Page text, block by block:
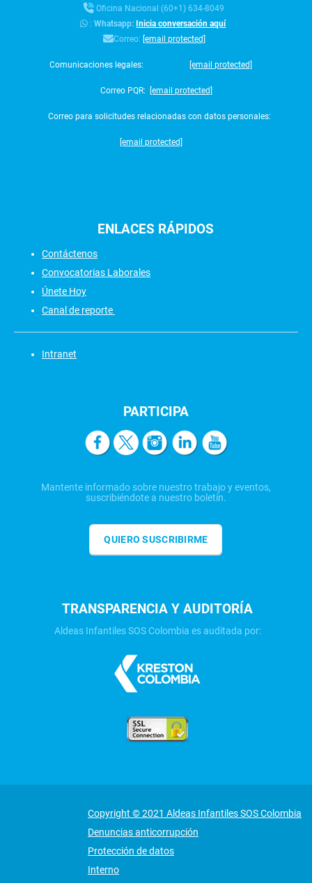
Oficina Nacional (60+1) 634-8049
:Whatsapp: Inicia conversación aquí
Correo: [email protected]
Comunicaciones legales: [email protected]
Correo PQR: [email protected]
Correo para solicitudes relacionadas con datos personales:
[email protected]
ENLACES RÁPIDOS
Contáctenos
Convocatorias Laborales
Únete Hoy
Canal de reporte
Intranet
PARTICIPA
Mantente informado sobre nuestro trabajo y eventos,
suscribiéndote a nuestro boletín.
QUIERO SUSCRIBIRME
TRANSPARENCIA Y AUDITORÍA
Aldeas Infantiles SOS Colombia es auditada por:
Copyright © 2021 Aldeas Infantiles SOS Colombia
Denuncias anticorrupción
Protección de datos
Interno